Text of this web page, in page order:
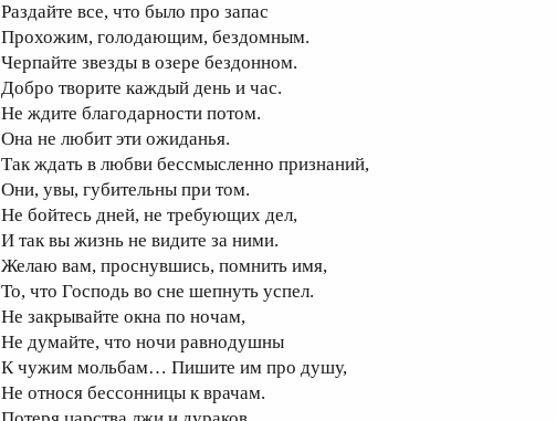
Раздайте все, что было про запас
Прохожим, голодающим, бездомным.
Черпайте звезды в озере бездонном.
Добро творите каждый день и час.
Не ждите благодарности потом.
Она не любит эти ожиданья.
Так ждать в любви бессмысленно признаний,
Они, увы, губительны при том.
Не бойтесь дней, не требующих дел,
И так вы жизнь не видите за ними.
Желаю вам, проснувшись, помнить имя,
То, что Господь во сне шепнуть успел.
Не закрывайте окна по ночам,
Не думайте, что ночи равнодушны
К чужим мольбам… Пишите им про душу,
Не относя бессонницы к врачам.